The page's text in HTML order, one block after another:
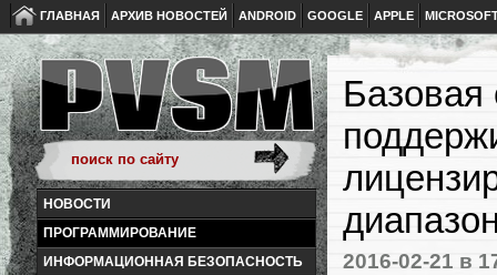
ГЛАВНАЯ АРХИВ НОВОСТЕЙ ANDROID GOOGLE APPLE
НОВОСТИ
ПРОГРАММИРОВАНИЕ
ИНФОРМАЦИОННАЯ БЕЗОПАСНОСТЬ
Базовая
2016-02-21 в